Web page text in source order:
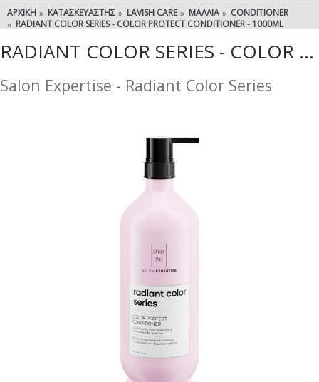
ΑΡΧΙΚΉ ΚΑΤΑΣΚΕΥΑΣΤΉΣ LAVISH CARE ΜΑΛΛΙΆ
CONDITIONER
RADIANT COLOR SERIES - COLOR PROTECT CONDITIONER - 1000ML
RADIANT COLOR SERIES - COLOR PROTECT CONDITIONER - 1000ML
Salon Expertise - Radiant Color Series